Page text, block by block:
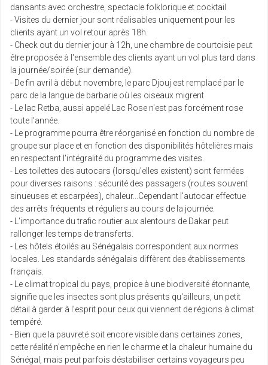
dansants avec orchestre, spectacle folklorique et cocktail
- Visites du dernier jour sont réalisables uniquement pour les
clients ayant un vol retour après 18h.
- Check out du dernier jour à 12h, une chambre de courtoisie peut
être proposée à l'ensemble des clients ayant un vol plus tard dans
la journée/soirée (sur demande).
- De fin avril à début novembre, le parc Djouj est remplacé par le
parc de la langue de barbarie où les oiseaux migrent
- Le lac Retba, aussi appelé Lac Rose n'est pas forcément rose
toute l'année.
- Le programme pourra être réorganisé en fonction du nombre de
groupe sur place et en fonction des disponibilités hôtelières mais
en respectant l'intégralité du programme des visites.
- Les toilettes des autocars (lorsqu'elles existent) sont fermées
pour diverses raisons : sécurité des passagers (routes souvent
sinueuses et escarpées), chaleur...Cependant l'autocar effectue
des arrêts fréquents et réguliers au cours de la journée.
- L'importance du trafic routier aux alentours de Dakar peut
rallonger les temps de transferts.
- Les hôtels étoilés au Sénégalais correspondent aux normes
locales. Les standards sénégalais diffèrent des établissements
français.
- Le climat tropical du pays, propice à une biodiversité étonnante,
signifie que les insectes sont plus présents qu'ailleurs, un petit
détail à garder à l'esprit pour ceux qui viennent de régions à climat
tempéré.
- Bien que la pauvreté soit encore visible dans certaines zones,
cette réalité n'empêche en rien le charme et la chaleur humaine du
Sénégal, mais peut parfois déstabiliser certains voyageurs peu